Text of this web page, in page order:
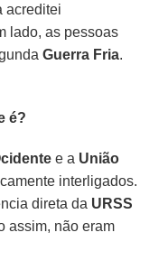
acreditei
lado, as pessoas
Guerra Fria.
é?
e a União
interligados.
direta da URSS
assim, não eram